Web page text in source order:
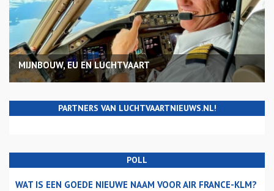
MIJNBOUW, EU EN LUCHTVAART
PARTNERS VAN LUCHTVAARTNIEUWS.NL!
POLL
WAT IS EEN GOEDE NIEUWE NAAM VOOR AIR FRANCE-KLM?